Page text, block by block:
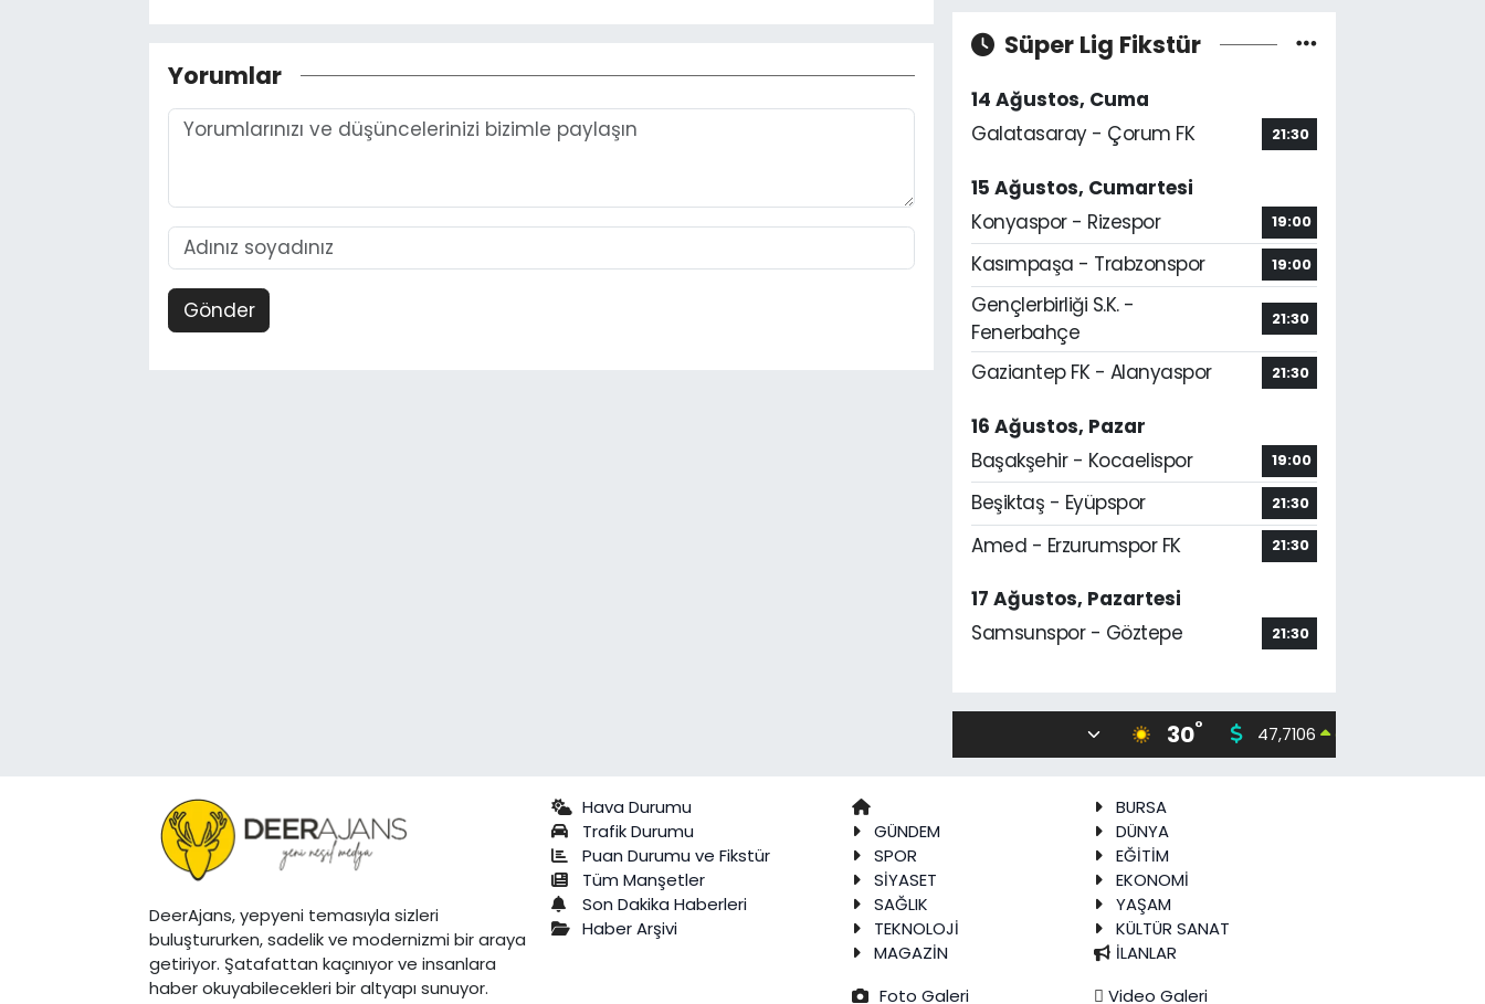
Yorumlar
Gönder
Süper Lig Fikstür
14 Ağustos, Cuma
Galatasaray - Çorum FK
21:30
15 Ağustos, Cumartesi
Konyaspor - Rizespor
19:00
Kasımpaşa - Trabzonspor 19:00
Gençlerbirliği S.K. -
Fenerbahçe
21:30
Gaziantep FK - Alanyaspor 21:30
16 Ağustos, Pazar
Başakşehir - Kocaelispor
19:00
Beşiktaş - Eyüpspor 21:30
Amed - Erzurumspor FK 21:30
17 Ağustos, Pazartesi
Samsunspor - Göztepe
21:30
30° 47,7106 0.17
DeerAjans, yepyeni temasıyla sizleri
buluştururken, sadelik ve modernizmi bir araya
getiriyor. Şatafattan kaçınıyor ve insanlara
haber okuyabilecekleri bir altyapı sunuyor.
Hava Durumu
Trafik Durumu
Puan Durumu ve Fikstür
Tüm Manşetler
Son Dakika Haberleri
Haber Arşivi
BURSA
GÜNDEM
DÜNYA
SPOR
EĞİTİM
SİYASET
EKONOMİ
SAĞLIK
YAŞAM
TEKNOLOJİ
KÜLTÜR SANAT
MAGAZİN
İLANLAR
Foto Galeri
Video Galeri